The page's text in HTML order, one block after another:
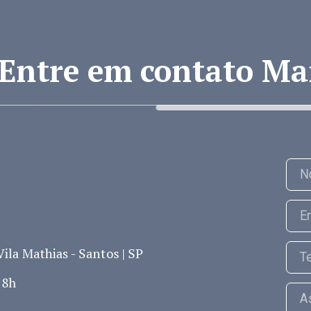
em contato
Mathias - Santos | SP